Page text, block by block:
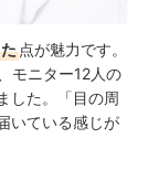
点が魅力です。
モニター12人の
した。「目の周
いている感じが